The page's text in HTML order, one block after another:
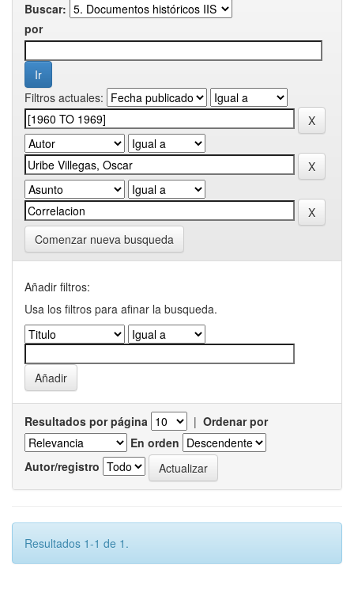
Buscar:
por
Filtros actuales:
Comenzar nueva busqueda
Añadir filtros:
Usa los filtros para afinar la busqueda.
Resultados por página | Ordenar por
En orden
Autor/registro
Resultados 1-1 de 1.